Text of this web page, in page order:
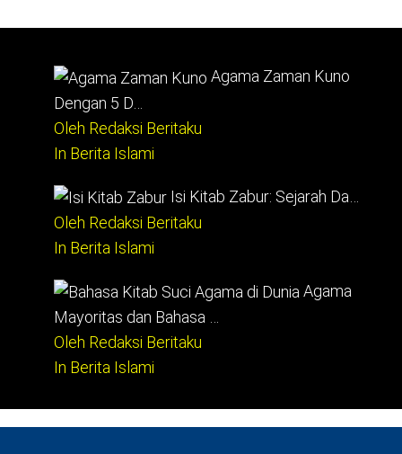
Agama Zaman Kuno
Dengan 5 D…
Oleh Redaksi Beritaku
In Berita Islami
Isi Kitab Zabur: Sejarah Da…
Oleh Redaksi Beritaku
In Berita Islami
Agama
Mayoritas dan Bahasa …
Oleh Redaksi Beritaku
In Berita Islami